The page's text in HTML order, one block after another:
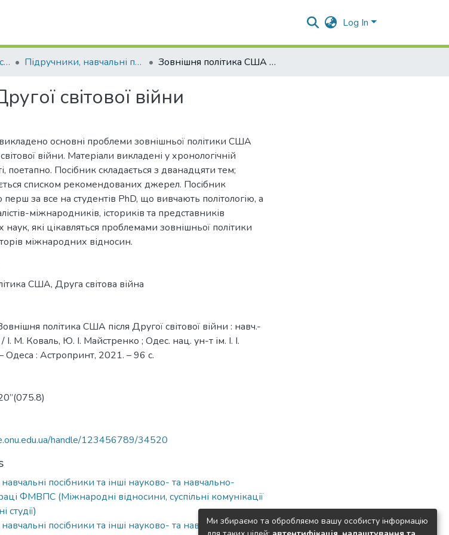
Log In
Міжнародні відносини, суспільні комунікації та регіональні студії Підручники, навчальні посібники та інші науково- та навчально-методичні праці ФМВПС (Міжнародні відносини, суспільні комунікації та регіональні студії) Зовнішня політика США після Другої світової війни
світової війни
основні проблеми зовнішньої політики США
війни. Матеріали викладені у хронологічній
поетапно. Посібник складається з дванадцяти тем;
списком рекомендованих джерел. Посібник
за все на студентів PhD, що вивчають політологію, а
міжнародників, істориків та представників
наук, які цікавляться проблемами зовнішньої політики
міжнародних відносин.
США, Друга світова війна
політика США після Другої світової війни : навч.-
/ І. М. Коваль, Ю. І. Майстренко ; Одес. нац. ун-т ім. І. І.
Одеса : Астропринт, 2021. – 96 с.
handle/123456789/34520
посібники та інші науково- та навчально-
ФМВПС (Міжнародні відносини, суспільні комунікації
студії)
посібники та інші науково- та навчально-Ми збираємо та обробляємо вашу особисту інформацію